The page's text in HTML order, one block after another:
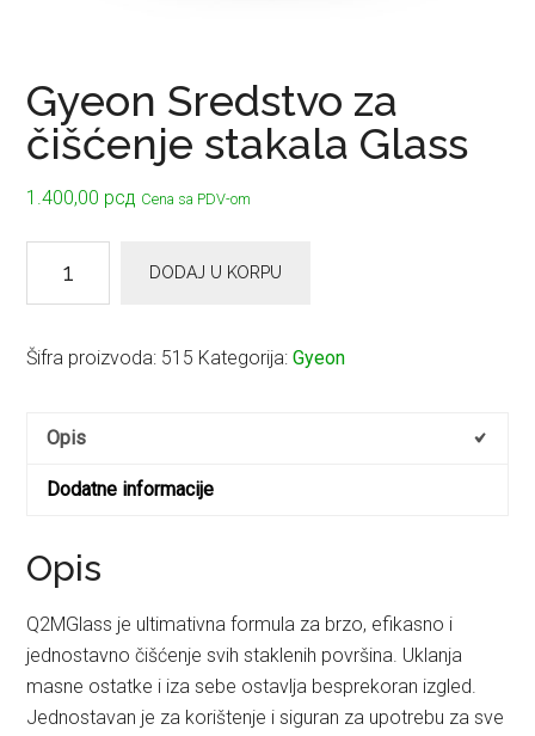
Gyeon Sredstvo za
čišćenje stakala Glass
1.400,00 рсд Cena sa PDV-om
Sredstvo
čišćenje
količina
DODAJ U KORPU
Šifra proizvoda: 515 Kategorija:Gyeon
Opis
Dodatne informacije
Opis
Q2MGlass je ultimativna formula za brzo, efikasno i
jednostavno čišćenje svih staklenih površina. Uklanja
masne ostatke i iza sebe ostavlja besprekoran izgled.
Jednostavan je za korištenje i siguran za upotrebu za sve